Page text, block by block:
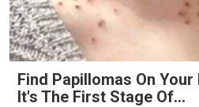
Find Papillomas On
It's The First Stage Of...